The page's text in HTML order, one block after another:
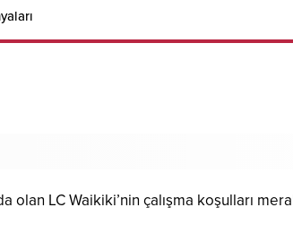
LC Waikiki’nin çalışma koşulları